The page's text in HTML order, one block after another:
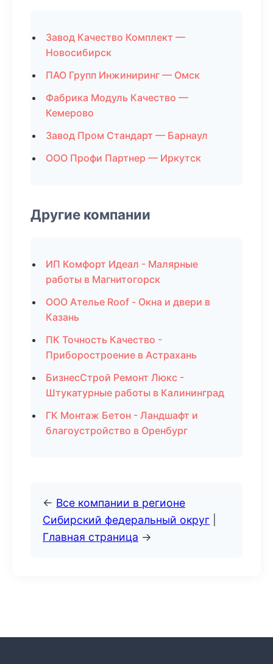
Завод Качество Комплект —
Новосибирск
ПАО Групп Инжиниринг — Омск
Фабрика Модуль Качество —
Кемерово
Завод Пром Стандарт — Барнаул
ООО Профи Партнер — Иркутск
Другие компании
ИП Комфорт Идеал - Малярные
работы в Магнитогорск
ООО Ателье Roof - Окна и двери в
Казань
ПК Точность Качество -
Приборостроение в Астрахань
БизнесСтрой Ремонт Люкс -
Штукатурные работы в Калининград
ГК Монтаж Бетон - Ландшафт и
благоустройство в Оренбург
← Все компании в регионе
Сибирский федеральный округ
Главная страница →